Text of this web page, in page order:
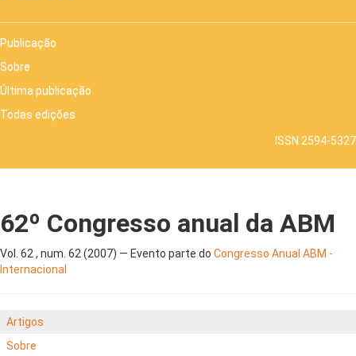
Publicação
Sobre
Última publicação
Todas edições
ISSN 2594-5327
62º Congresso anual da ABM
Vol. 62 , num. 62 (2007) — Evento parte do Congresso Anual ABM -
Internacional
Artigos
Sobre